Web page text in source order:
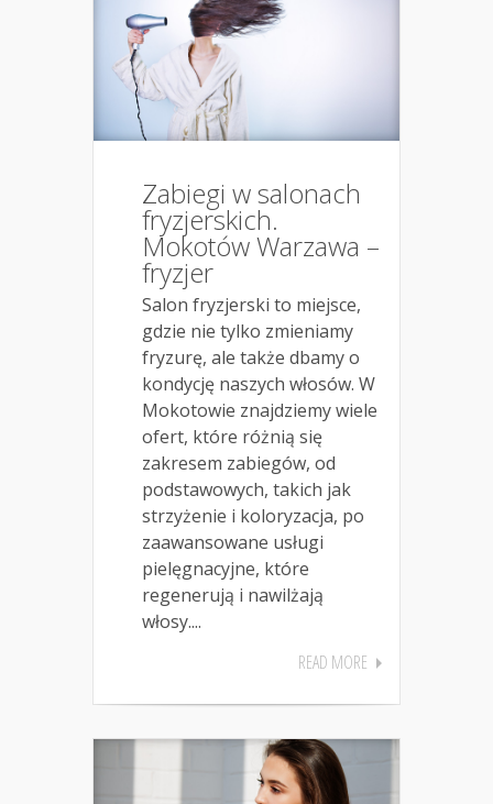
Zabiegi w salonach
fryzjerskich.
Mokotów Warzawa –
fryzjer
Salon fryzjerski to miejsce,
gdzie nie tylko zmieniamy
fryzurę, ale także dbamy o
kondycję naszych włosów. W
Mokotowie znajdziemy wiele
ofert, które różnią się
zakresem zabiegów, od
podstawowych, takich jak
strzyżenie i koloryzacja, po
zaawansowane usługi
pielęgnacyjne, które
regenerują i nawilżają
włosy....
READ MORE